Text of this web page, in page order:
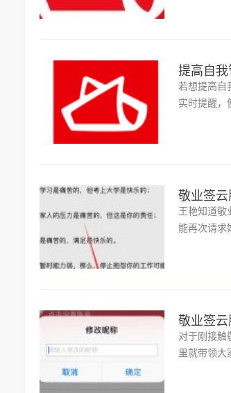
提高自
若想提高自
实时提醒，
敬业签云
王艳知道敬
能再次请求
敬业签云
对于刚接触
里就带领大